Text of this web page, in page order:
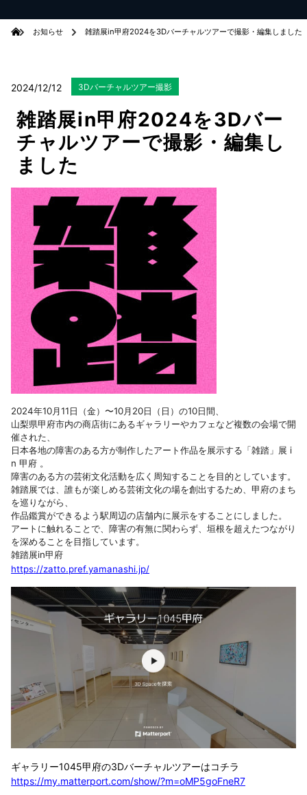
お知らせ 雑踏展in甲府2024を3Dバーチャルツアーで撮影・編集しました
2024/12/12 3Dバーチャルツアー撮影
雑踏展in甲府2024を3Dバー
チャルツアーで撮影・編集し
ました
2024年10月11日（金）〜10月20日（日）の10日間、
山梨県甲府市内の商店街にあるギャラリーやカフェなど複数の会場で開
催された、
日本各地の障害のある方が制作したアート作品を展示する「雑踏」展 i
n 甲府 。
障害のある方の芸術文化活動を広く周知することを目的としています。
雑踏展では、誰もが楽しめる芸術文化の場を創出するため、甲府のまち
を巡りながら、
作品鑑賞ができるよう駅周辺の店舗内に展示をすることにしました。
アートに触れることで、障害の有無に関わらず、垣根を超えたつながり
を深めることを目指しています。
雑踏展in甲府
https://zatto.pref.yamanashi.jp/
ギャラリー1045甲府の3Dバーチャルツアーはコチラ
https://my.matterport.com/show/?m=oMP5goFneR7